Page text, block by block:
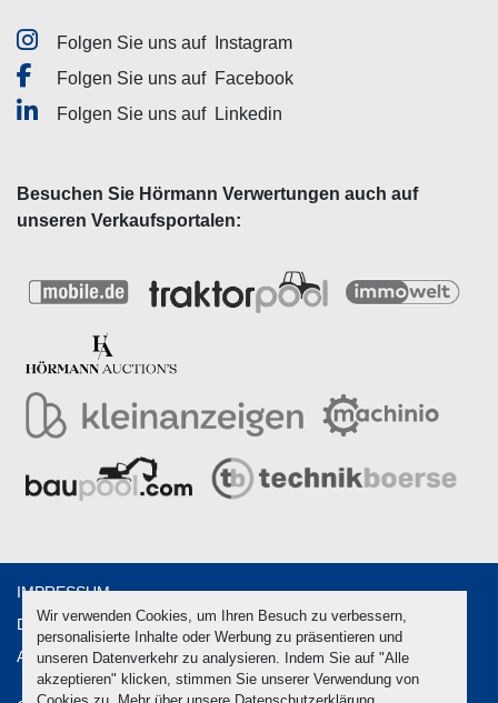
Wir verwenden Cookies, um Ihren Besuch zu verbessern,
personalisierte Inhalte oder Werbung zu präsentieren und
unseren Datenverkehr zu analysieren. Indem Sie auf "Alle
akzeptieren" klicken, stimmen Sie unserer Verwendung von
Folgen Sie uns auf
Instagram
Folgen Sie uns auf Facebook
Folgen Sie uns auf
Linkedin
Besuchen Sie Hörmann Verwertungen auch auf
unseren Verkaufsportalen:
IMPRESSUM
DATENSCHUTZ
AGB